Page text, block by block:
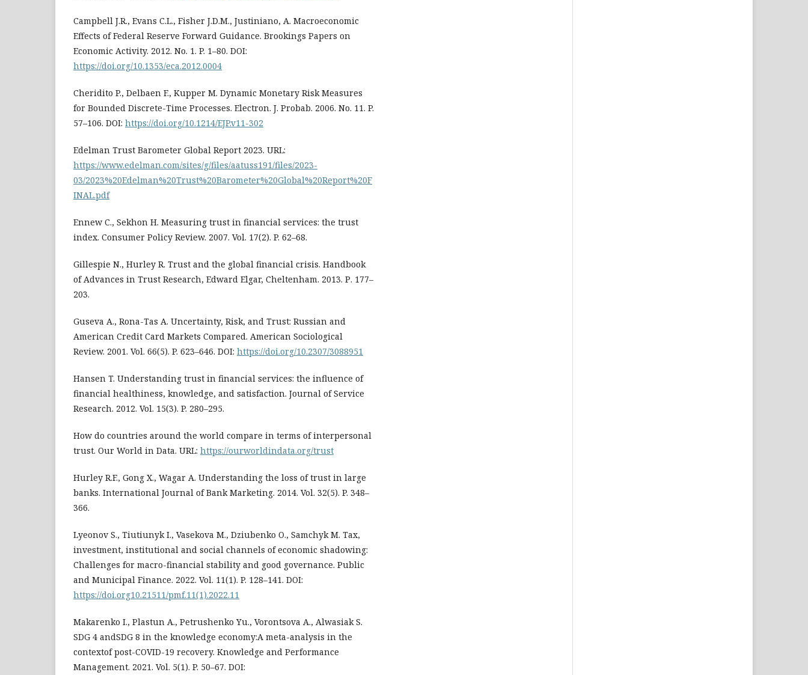
Campbell J.R., Evans C.L., Fisher J.D.M., Justiniano, A. Macroeconomic
Effects of Federal Reserve Forward Guidance. Brookings Papers on
Economic Activity. 2012. No. 1. P. 1–80. DOI:
https://doi.org/10.1353/eca.2012.0004
Cheridito P., Delbaen F., Kupper M. Dynamic Monetary Risk Measures
for Bounded Discrete-Time Processes. Electron. J. Probab. 2006. No. 11. P.
57–106. DOI: https://doi.org/10.1214/EJP.v11-302
Edelman Trust Barometer Global Report 2023. URL:
https://www.edelman.com/sites/g/files/aatuss191/files/2023-
03/2023%20Edelman%20Trust%20Barometer%20Global%20Report%20F
INAL.pdf
Ennew C., Sekhon H. Measuring trust in financial services: the trust
index. Consumer Policy Review. 2007. Vol. 17(2). P. 62–68.
Gillespie N., Hurley R. Trust and the global financial crisis. Handbook
of Advances in Trust Research, Edward Elgar, Cheltenham. 2013. Р. 177–
203.
Guseva A., Rona-Tas A. Uncertainty, Risk, and Trust: Russian and
American Credit Card Markets Compared. American Sociological
Review. 2001. Vol. 66(5). P. 623–646. DOI: https://doi.org/10.2307/3088951
Hansen T. Understanding trust in financial services: the influence of
financial healthiness, knowledge, and satisfaction. Journal of Service
Research. 2012. Vol. 15(3). P. 280–295.
How do countries around the world compare in terms of interpersonal
trust. Our World in Data. URL: https://ourworldindata.org/trust
Hurley R.F., Gong X., Wagar A. Understanding the loss of trust in large
banks. International Journal of Bank Marketing. 2014. Vol. 32(5). P. 348–
366.
Lyeonov S., Tiutiunyk I., Vasekova M., Dziubenko O., Samchyk M. Tax,
investment, institutional and social channels of economic shadowing:
Challenges for macro-financial stability and good governance. Public
and Municipal Finance. 2022. Vol. 11(1). P. 128–141. DOI:
https://doi.org10.21511/pmf.11(1).2022.11
Makarenko I., Plastun A., Petrushenko Yu., Vorontsova A., Alwasiak S.
SDG 4 andSDG 8 in the knowledge economy:A meta-analysis in the
contextof post-COVID-19 recovery. Knowledge and Performance
Management. 2021. Vol. 5(1). P. 50–67. DOI: